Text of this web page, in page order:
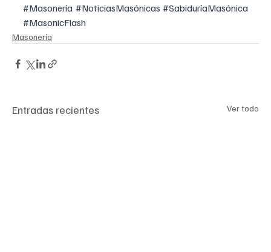
#Masonería #NoticiasMasónicas #SabiduríaMasónica
#MasonicFlash
Masonería
Entradas recientes Ver todo